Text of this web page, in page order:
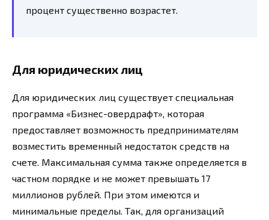
процент существенно возрастет.
Для юридических лиц
Для юридических лиц существует специальная
программа «Бизнес-овердрафт», которая
предоставляет возможность предпринимателям
возместить временный недостаток средств на
счете. Максимальная сумма также определяется в
частном порядке и не может превышать 17
миллионов рублей. При этом имеются и
минимальные пределы. Так, для организаций